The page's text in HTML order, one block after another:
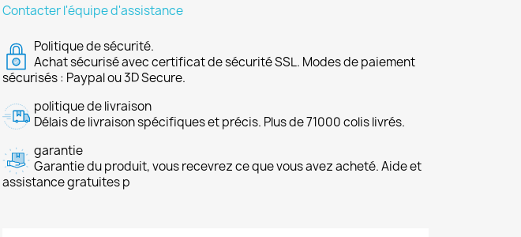
Contacter l'équipe d'assistance
Politique de sécurité.
Achat sécurisé avec certificat de sécurité SSL. Modes de paiement
sécurisés : Paypal ou 3D Secure.
politique de livraison
Délais de livraison spécifiques et précis. Plus de 71000 colis livrés.
garantie
Garantie du produit, vous recevrez ce que vous avez acheté. Aide et
assistance gratuites p